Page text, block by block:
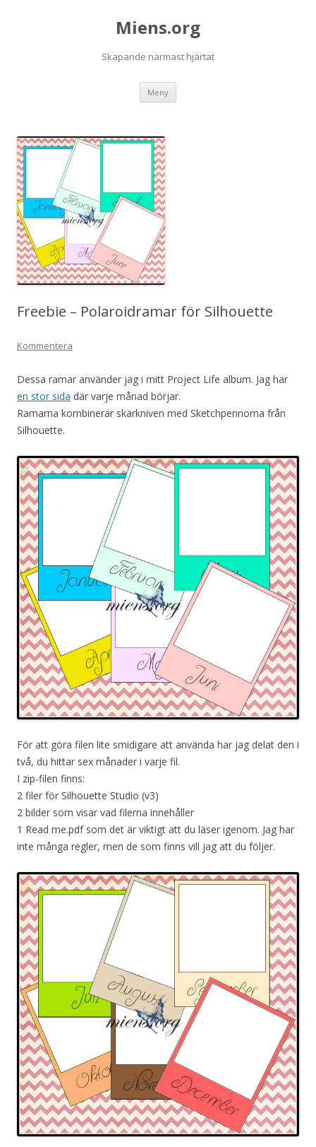
Miens.org
Skapande närmast hjärtat
Meny
Freebie – Polaroidramar för Silhouette
Kommentera
Dessa ramar använder jag i mitt Project Life album. Jag har
en stor sida där varje månad börjar.
Ramarna kombinerar skärkniven med Sketchpennorna från
Silhouette.
För att göra filen lite smidigare att använda har jag delat den i
två, du hittar sex månader i varje fil.
I zip-filen finns:
2 filer för Silhouette Studio (v3)
2 bilder som visar vad filerna innehåller
1 Read me.pdf som det är viktigt att du läser igenom. Jag har
inte många regler, men de som finns vill jag att du följer.